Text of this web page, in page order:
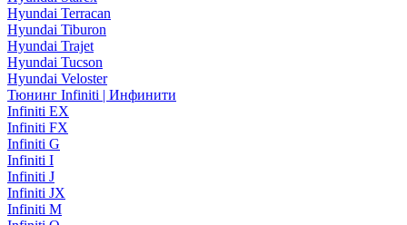
Hyundai Terracan
Hyundai Tiburon
Hyundai Trajet
Hyundai Tucson
Hyundai Veloster
Тюнинг Infiniti | Инфинити
Infiniti EX
Infiniti FX
Infiniti G
Infiniti I
Infiniti J
Infiniti JX
Infiniti M